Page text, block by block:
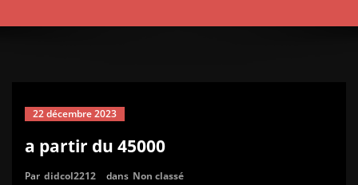
22 décembre 2023
a partir du 45000
Par didcol2212 dans Non classé